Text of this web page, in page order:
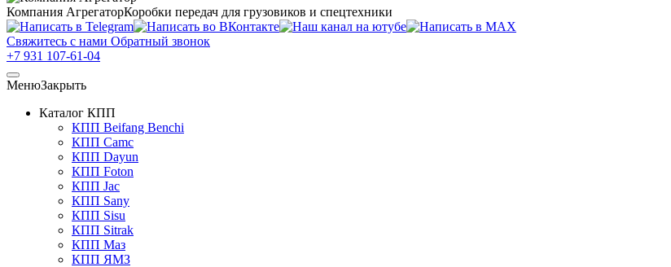
Компания АгрегаторКоробки передач для грузовиков и спецтехники
Свяжитесь с нами Обратный звонок
+7 931 107-61-04
МенюЗакрыть
Каталог КПП
КПП Beifang Benchi
КПП Camc
КПП Dayun
КПП Foton
КПП Jac
КПП Sany
КПП Sisu
КПП Sitrak
КПП Маз
КПП ЯМЗ